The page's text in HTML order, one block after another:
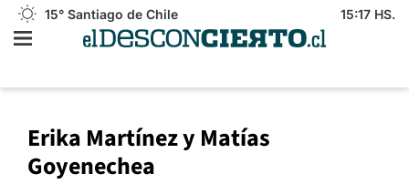
15° Santiago de Chile 15:17 HS.
Erika Martínez y Matías
Goyenechea